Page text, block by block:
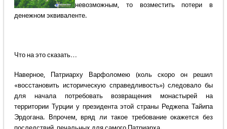
невозможным, то возместить потери в
денежном эквиваленте.
Что на это сказать…
Наверное, Патриарху Варфоломею (коль скоро он решил
«восстановить историческую справедливость») следовало бы
для начала потребовать возвращения монастырей на
территории Турции у президента этой страны Реджепа Тайипа
Эрдогана. Впрочем, вряд ли такое требование окажется без